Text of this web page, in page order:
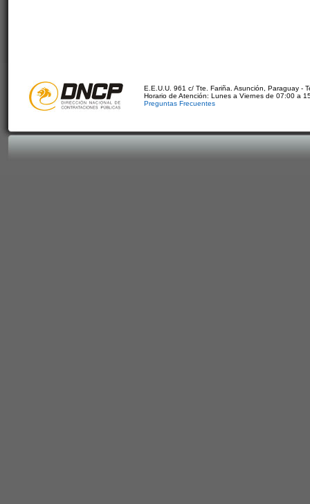
E.E.U.U. 961 c/ Tte. Fariña. Asunción, Paraguay -
Horario de Atención: Lunes a Viernes de 07:00 a
Preguntas Frecuentes